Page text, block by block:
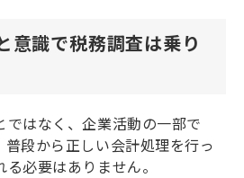
意識で税務調査は乗り
はなく、企業活動の一部で
段から正しい会計処理を行っ
必要はありません。